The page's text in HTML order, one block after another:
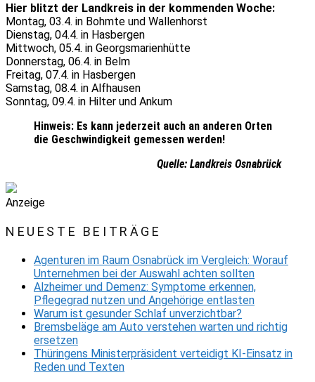
Hier blitzt der Landkreis in der kommenden Woche:
Montag, 03.4. in Bohmte und Wallenhorst
Dienstag, 04.4. in Hasbergen
Mittwoch, 05.4. in Georgsmarienhütte
Donnerstag, 06.4. in Belm
Freitag, 07.4. in Hasbergen
Samstag, 08.4. in Alfhausen
Sonntag, 09.4. in Hilter und Ankum
Hinweis: Es kann jederzeit auch an anderen Orten
die Geschwindigkeit gemessen werden!
Quelle: Landkreis Osnabrück
Anzeige
NEUESTE BEITRÄGE
Agenturen im Raum Osnabrück im Vergleich: Worauf
Unternehmen bei der Auswahl achten sollten
Alzheimer und Demenz: Symptome erkennen,
Pflegegrad nutzen und Angehörige entlasten
Warum ist gesunder Schlaf unverzichtbar?
Bremsbeläge am Auto verstehen warten und richtig
ersetzen
Thüringens Ministerpräsident verteidigt KI-Einsatz in
Reden und Texten